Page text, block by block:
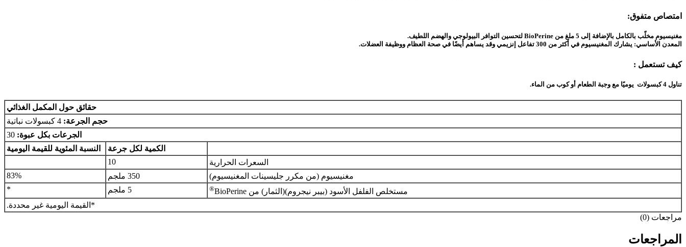
امتصاص متفوق:
مغنيسيوم مخلّب بالكامل بالإضافة إلى 5 ملغ من BioPerine لتحسين التوافر البيولوجي والهضم اللطيف.
المعدن الأساسي: يشارك المغنيسيوم في أكثر من 300 تفاعل إنزيمي وقد يساهم أيضًا في صحة العظام ووظيفة العضلات.
كيف تستعمل :
تناول 4 كبسولات يوميًا مع وجبة الطعام أو كوب من الماء.
حقائق حول المكمل الغذائي
حجم الجرعة:
الجرعات بكل عبوة: 30
الكمية لكل جرعة
النسبة المئوية للقيمة اليومية
السعرات الحرارية
10
مغنيسيوم (من مكرر جليسينات المغنيسيوم)
350 ملجم
83%
مستخلص الفلفل الأسود (بيبر نيجروم)(الثمار) من BioPerine
® 5 ملجم
*
*القيمة اليومية غير محددة.
مراجعات (0)
المراجعات